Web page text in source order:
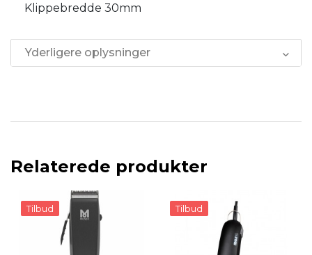
Klippebredde 30mm
Yderligere oplysninger
Relaterede produkter
Tilbud Tilbud